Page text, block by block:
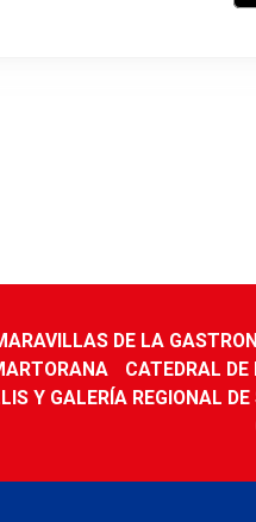
DE LA
CATEDRAL DE
Y GALERÍA REGIONAL DE